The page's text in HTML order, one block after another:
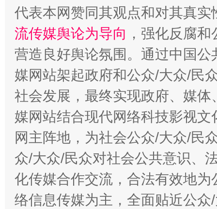
东山县通报“牛蛙产品抗生素超标问题” 法
代表本网赞同其观点和对其真实
流传媒舆论为导向 ，强化反腐
营造良好舆论氛围。通过中国
媒网站架起政府和公众/大众/民
社会发展，最终实现政府、媒
媒网站结合现代网络科技影视
网主阵地，为社会公众/大众/民
众/大众/民众对社会公共意识、
化传媒合作交流，合法有效地
络信息传媒为主，全面贴近公